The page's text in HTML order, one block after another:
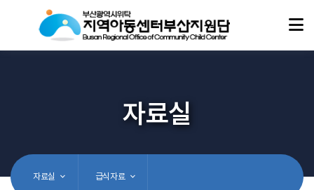
자료실
자료실 급식자료